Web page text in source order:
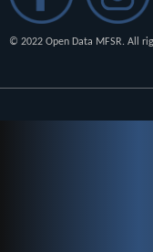
© 2022 Open Data MFSR. All